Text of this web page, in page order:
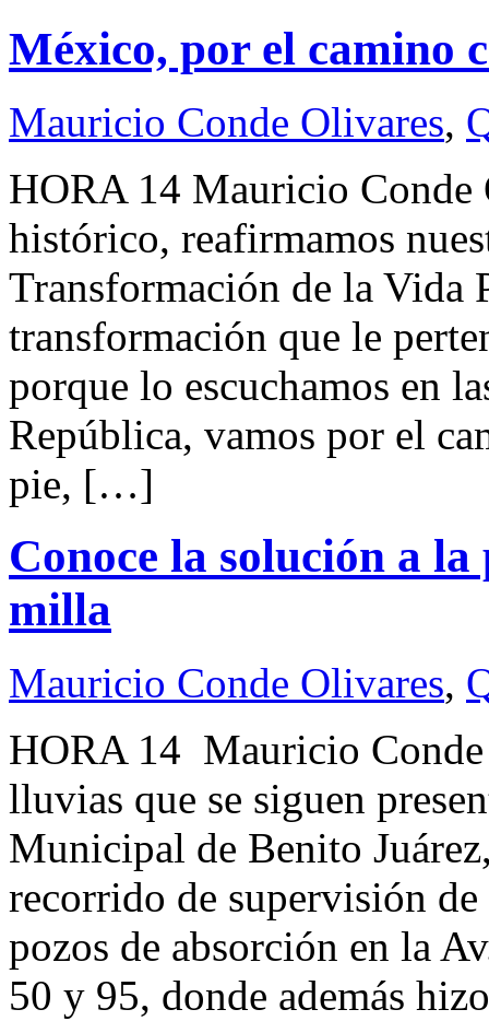
México, por el camino
Mauricio Conde Olivares,
HORA 14 Mauricio
histórico, reafirmamos
Transformación de la Vida
transformación que le
porque lo escuchamos en
República, vamos por el
pie, […]
Conoce la solución a
milla
Mauricio Conde Olivares,
HORA 14 Mauricio
lluvias que se siguen
Municipal de Benito
recorrido de supervisión
pozos de absorción en la
50 y 95, donde además